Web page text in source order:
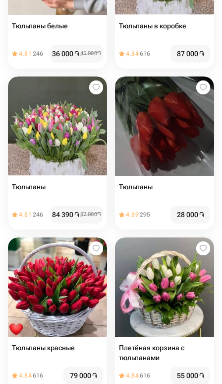
Тюльпаны белые
4.81 246 36 000֏45 000֏
Тюльпаны в коробке
4.84616 87 000֏
Тюльпаны
4.81 246 84 390֏87 000֏
Тюльпаны
4.89295 28 000֏
Тюльпаны красные
4.84616 79 000֏
Плетёная корзина с
тюльпанами
4.84616 55 000֏